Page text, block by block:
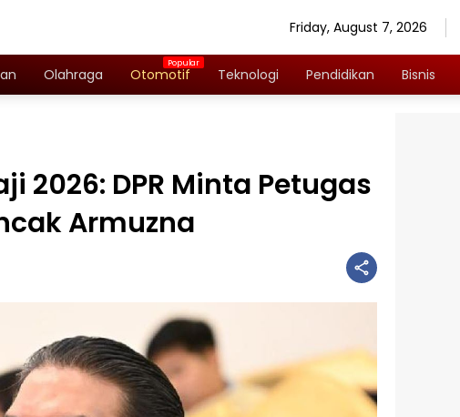
Friday, August 7, 2026
Olahraga Otomotif Teknologi Pendidikan Bisnis
2026: DPR Minta Petugas
Armuzna